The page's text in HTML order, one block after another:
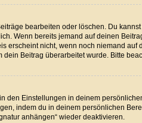
bearbeiten oder löschen. Du
Wenn bereits jemand auf deinen
erscheint nicht, wenn noch niemand
Beitrag überarbeitet wurde. Bitte
den Einstellungen in deinem
indem du in deinem persönlichen
anhängen“ wieder deaktivieren.